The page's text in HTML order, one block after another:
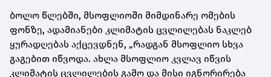
ბოლო წლებში, მსოფლიოში მიმდინარე ომების
ფონზე, ადამიანები კლიმატის ცვლილებას ნაკლებ
ყურადღებას აქცევდნენ, „რადგან მსოფლიო სხვა
გაგებით იწვოდა. ახლა მსოფლიო კვლავ იწვის
კლიმატის ცვლილების გამო და მისი იგნორირება